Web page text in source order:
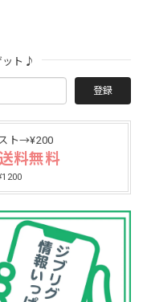
ット♪
登録
ト→¥200
料無料